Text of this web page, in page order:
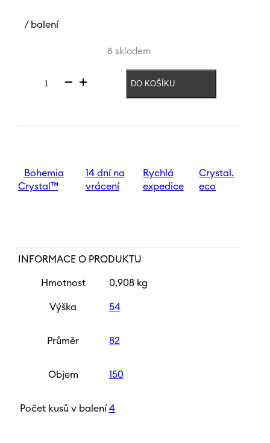
/ balení
8 skladem
Sklenice
ml
DO KOŠÍKU
Bohemia
Crystal™
14 dní na
vrácení
Rychlá
expedice
Crystal.
eco
INFORMACE O PRODUKTU
Hmotnost 0,908 kg
Výška 54
Průměr 82
Objem 150
Počet kusů v balení 4